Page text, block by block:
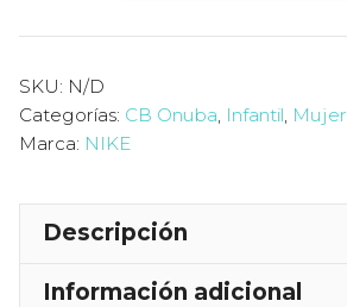
Jr
cantidad
SKU: N/D
Categorías: CB Onuba Infantil Mujer
Marca: NIKE
Descripción
Información adicional